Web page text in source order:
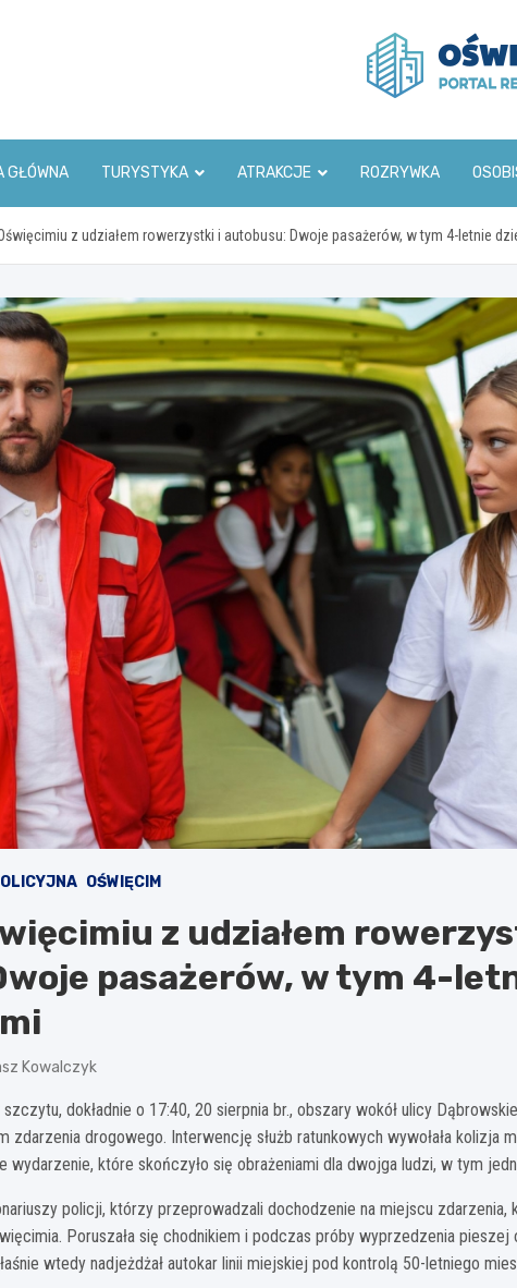
GŁÓWNA TURYSTYKA ATRAKCJE ROZRYWKA
z udziałem rowerzystki i autobusu: Dwoje pasażerów, w tym 4-letnie
OŚWIĘCIM
z udziałem
pasażerów, w tym 4-
Kowalczyk
dokładnie o 17:40, 20 sierpnia br., obszary wokół ulicy
zdarzenia drogowego. Interwencję służb ratunkowych wywołała kolizja
które skończyło się obrażeniami dla dwojga ludzi, w tym
policji, którzy przeprowadzali dochodzenie na miejscu zdarzenia,
Poruszała się chodnikiem i podczas próby wyprzedzenia pieszej
wtedy nadjeżdżał autokar linii miejskiej pod kontrolą 50-letniego